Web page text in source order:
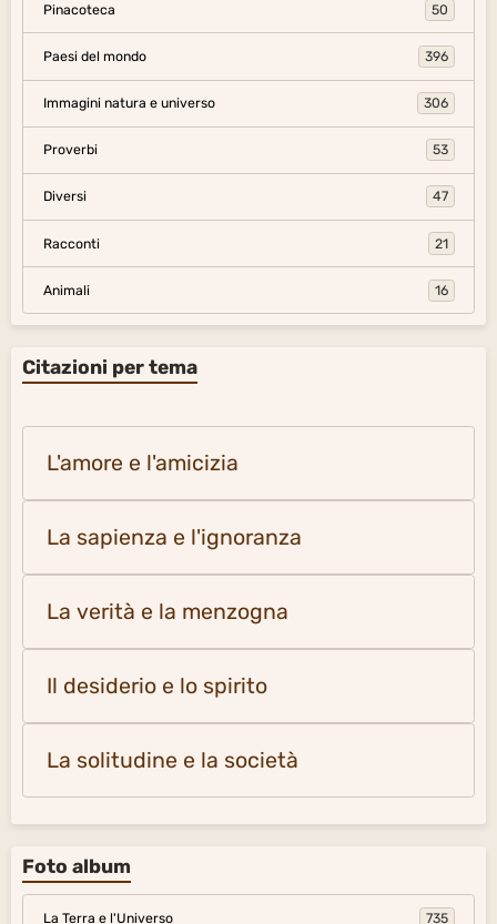
Pinacoteca 50
Paesi del mondo 396
Immagini natura e universo 306
Proverbi 53
Diversi 47
Racconti 21
Animali 16
Citazioni per tema
L'amore e l'amicizia
La sapienza e l'ignoranza
La verità e la menzogna
Il desiderio e lo spirito
La solitudine e la società
Foto album
La Terra e l'Universo 735